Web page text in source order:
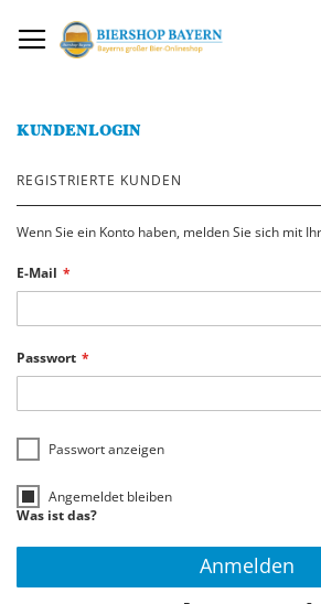
ZUM
INHALT
KUNDENLOGIN
REGISTRIERTE KUNDEN
Wenn Sie ein Konto haben, melden Sie sich mit
E-Mail
Passwort
Passwort anzeigen
Angemeldet bleiben
Was ist das?
Anmelden